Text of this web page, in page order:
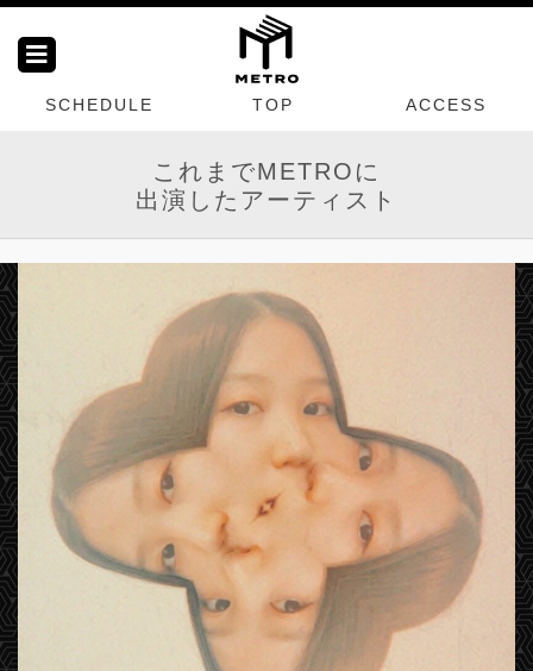
SCHEDULE TOP ACCESS
これまでMETROに
出演したアーティスト